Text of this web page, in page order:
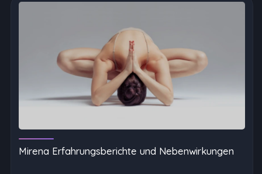
Mirena Erfahrungsberichte und Nebenwirkungen